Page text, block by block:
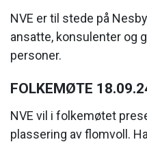
NVE er til stede på
ansatte, konsulenter og
personer.
FOLKEMØTE
NVE vil i folkemøtet
plassering av flomvoll.